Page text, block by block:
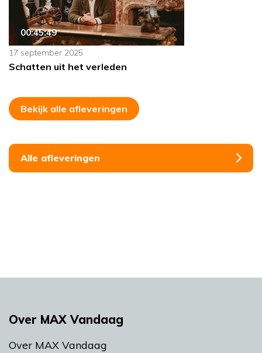
00:45:49
17 september 2025
Schatten uit het verleden
Bekijk alle afleveringen
Alle afleveringen
Over MAX Vandaag
Over MAX Vandaag